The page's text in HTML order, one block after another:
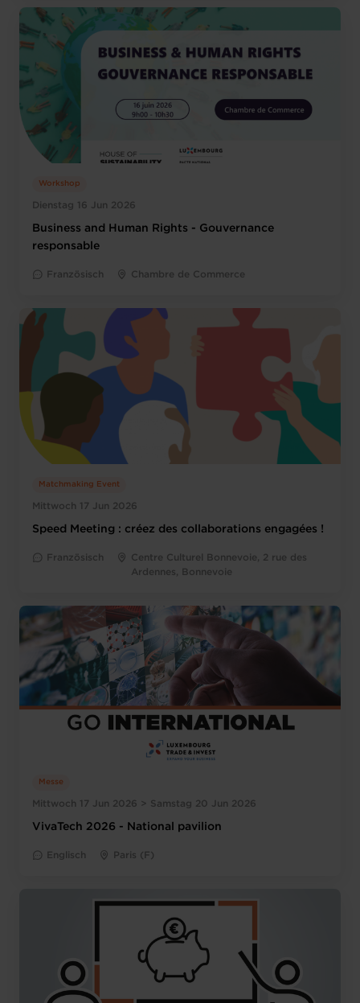
Dienstag 16 Jun 2026
Workshop
Business and Human Rights - Gouvernance
responsable
Französisch Chambre de Commerce
Mittwoch 17 Jun 2026
Matchmaking Event
Speed Meeting : créez des collaborations engagées !
Französisch
Centre Culturel Bonnevoie, 2 rue des
Ardennes, Bonnevoie
Mittwoch 17 Jun 2026 > Samstag 20 Jun 2026
Messe
VivaTech 2026 - National pavilion
Englisch Paris (F)